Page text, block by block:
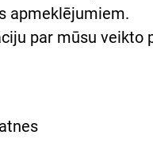
apmeklējumiem.
par mūsu veikto